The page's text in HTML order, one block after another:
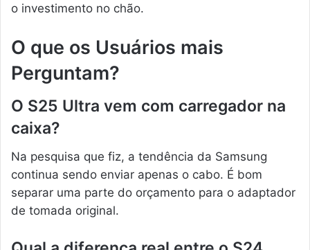
o investimento no chão.
O que os Usuários mais
Perguntam?
O S25 Ultra vem com carregador na
caixa?
Na pesquisa que fiz, a tendência da Samsung
continua sendo enviar apenas o cabo. É bom
separar uma parte do orçamento para o adaptador
de tomada original.